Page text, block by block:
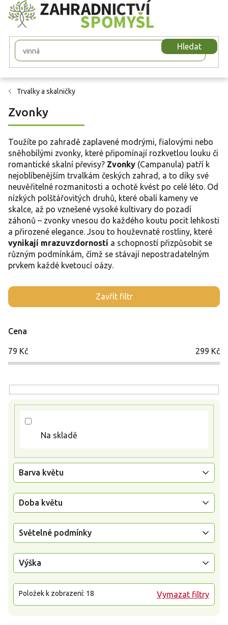
Přejít
na
obsah
Hledat
Trvalky a skalničky
Zvonky
Toužíte po zahradě zaplavené modrými, fialovými nebo
sněhobílými zvonky, které připomínají rozkvetlou louku či
romantické skalní převisy? Zvonky (Campanula) patří k
nejoblíbenějším trvalkám českých zahrad, a to díky své
neuvěřitelné rozmanitosti a ochotě kvést po celé léto. Od
nízkých polštářovitých druhů, které obalí kameny ve
skalce, až po vznešené vysoké kultivary do pozadí
záhonů – zvonky vnesou do každého koutu pocit lehkosti
a přirozené elegance. Jsou to houževnaté rostliny, které
vynikají mrazuvzdorností a schopností přizpůsobit se
různým podmínkám, čímž se stávají nepostradatelným
prvkem každé kvetoucí oázy.
Zavřít filtr
Cena
79 Kč 299 Kč
Na skladě
Barva květu
Doba květu
Světelné podmínky
Výška
Vymazat filtry
Položek k zobrazení: 18
V
ý
s
p
u